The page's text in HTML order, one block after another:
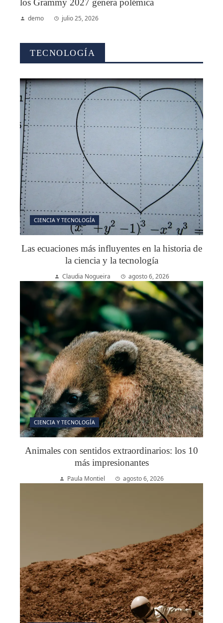
los Grammy 2027 genera polémica
demo julio 25, 2026
TECNOLOGÍA
CIENCIA Y TECNOLOGÍA
Las ecuaciones más influyentes en la historia de
la ciencia y la tecnología
Claudia Nogueira agosto 6, 2026
CIENCIA Y TECNOLOGÍA
Animales con sentidos extraordinarios: los 10
más impresionantes
Paula Montiel agosto 6, 2026